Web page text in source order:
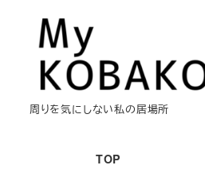
周りを気にしない私の居場所
TOP